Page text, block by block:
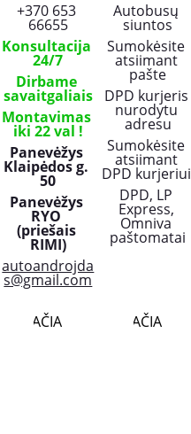
+370 653
66655
Konsultacija
24/7
Dirbame
savaitgaliais
Montavimas
iki 22 val !
Panevėžys
Klaipėdos g.
50
Panevėžys
RYO
(priešais
RIMI)
autoandrojda
s@gmail.com
PLAČIAU..
Autobusų
siuntos
Sumokėsite
atsiimant
pašte
DPD kurjeris
nurodytu
adresu
Sumokėsite
atsiimant
DPD kurjeriui
DPD, LP
Express,
Omniva
paštomatai
PLAČIAU..